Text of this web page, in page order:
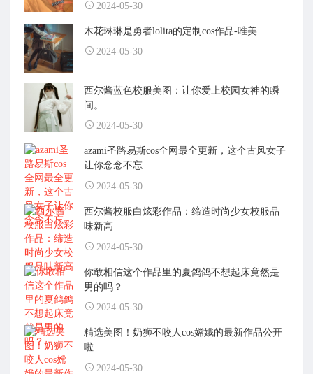
2024-05-30
木花琳琳是勇者lolita的定制cos作品-唯美
2024-05-30
西尔酱蓝色校服美图：让你爱上校园女神的瞬
间。
2024-05-30
azami圣路易斯cos全网最全更新，这个古风女子
让你念念不忘
2024-05-30
西尔酱校服白炫彩作品：缔造时尚少女校服品
味新高
2024-05-30
你敢相信这个作品里的夏鸽鸽不想起床竟然是
男的吗？
2024-05-30
精选美图！奶狮不咬人cos嫦娥的最新作品公开
啦
2024-05-30